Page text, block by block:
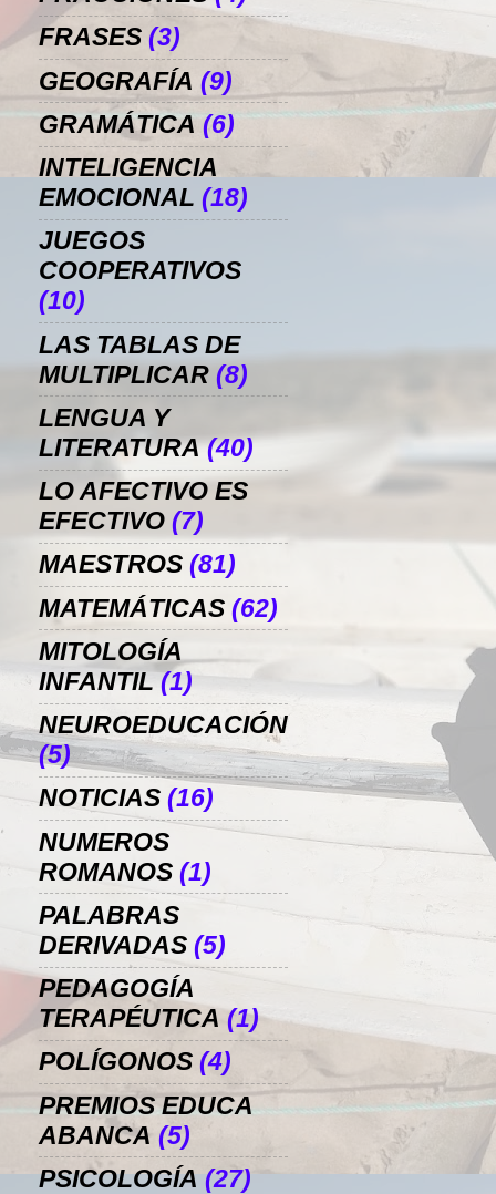
FRASES (3)
GEOGRAFÍA (9)
GRAMÁTICA (6)
INTELIGENCIA
EMOCIONAL (18)
JUEGOS
COOPERATIVOS
(10)
LAS TABLAS DE
MULTIPLICAR (8)
LENGUA Y
LITERATURA (40)
LO AFECTIVO ES
EFECTIVO (7)
MAESTROS (81)
MATEMÁTICAS (62)
MITOLOGÍA
INFANTIL (1)
NEUROEDUCACIÓN
(5)
NOTICIAS (16)
NUMEROS
ROMANOS (1)
PALABRAS
DERIVADAS (5)
PEDAGOGÍA
TERAPÉUTICA (1)
POLÍGONOS (4)
PREMIOS EDUCA
ABANCA (5)
PSICOLOGÍA (27)